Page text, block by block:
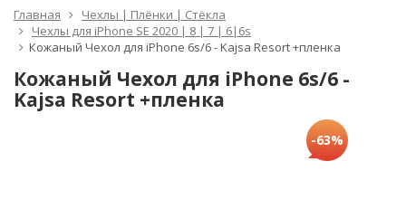
Главная
Чехлы | Плёнки | Стёкла
Чехлы для iPhone SE 2020 | 8 | 7 | 6|6s
Кожаный Чехол для iPhone 6s/6 - Kajsa Resort +пленка
Кожаный Чехол для iPhone 6s/6 -
Kajsa Resort +пленка
-63%